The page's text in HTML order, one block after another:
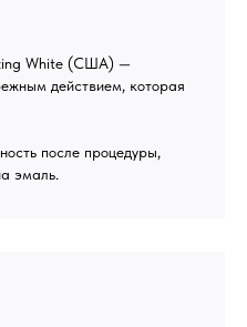
White (США) —
действием, которая
после процедуры,
эмаль.